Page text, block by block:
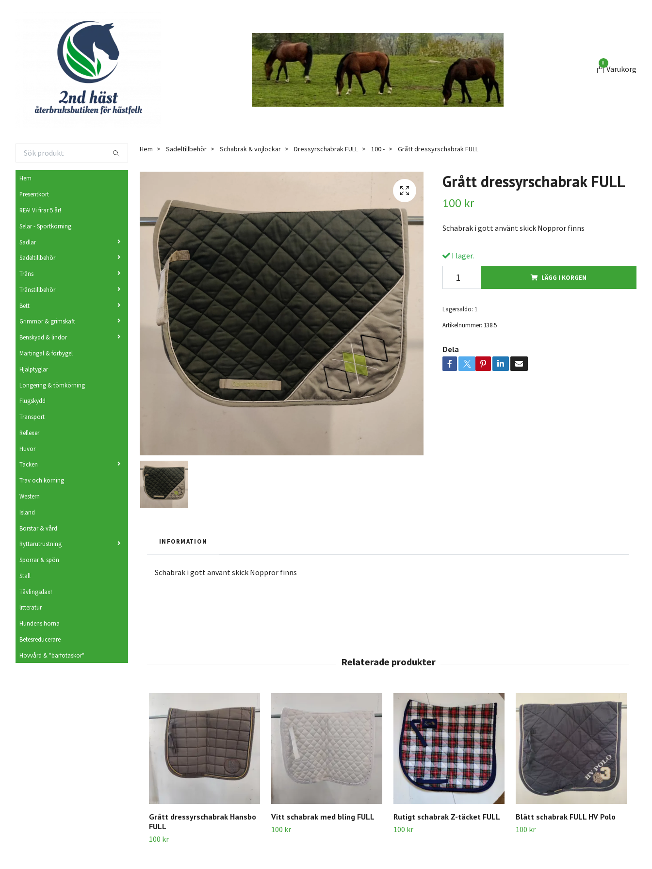
0
Varukorg
Hem
Presentkort
REA! Vi firar 5 år!
Selar - Sportkörning
Sadlar
Sadeltillbehör
Träns
Tränstillbehör
Bett
Grimmor & grimskaft
Benskydd & lindor
Martingal & förbygel
Hjälptyglar
Longering & tömkörning
Flugskydd
Transport
Reflexer
Huvor
Täcken
Trav och körning
Western
Island
Borstar & vård
Ryttarutrustning
Sporrar & spön
Stall
Tävlingsdax!
litteratur
Hundens hörna
Betesreducerare
Hovvård & "barfotaskor"
Hem Sadeltillbehör Schabrak & vojlockar Dressyrschabrak FULL 100:- Grått dressyrschabrak FULL
Grått dressyrschabrak FULL
100 kr
Schabrak i gott använt skick Noppror finns
I lager.
LÄGG I KORGEN
Lagersaldo: 1
Artikelnummer: 138.5
Dela
INFORMATION
Schabrak i gott använt skick Noppror finns
Grått dressyrschabrak Hansbo
FULL
100 kr
Vitt schabrak med bling FULL
100 kr
Rutigt schabrak Z-täcket FULL
100 kr
Blått schabrak FULL HV Polo
100 kr